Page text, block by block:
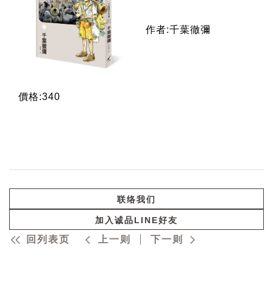
作者:千葉徹彌
價格:340
联络我们
加入诚品LINE好友
回列表页 上一则 下一则